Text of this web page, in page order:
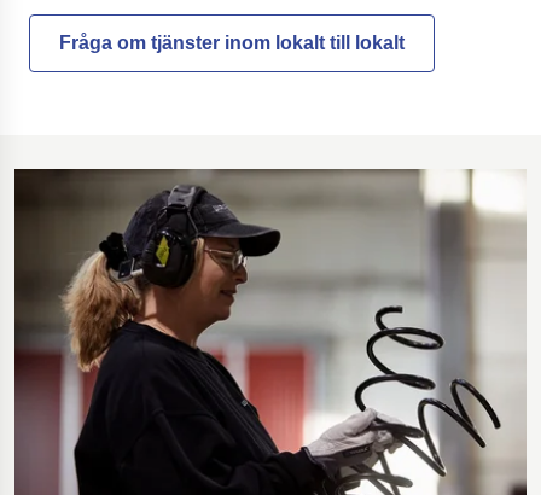
Fråga om tjänster inom lokalt till lokalt